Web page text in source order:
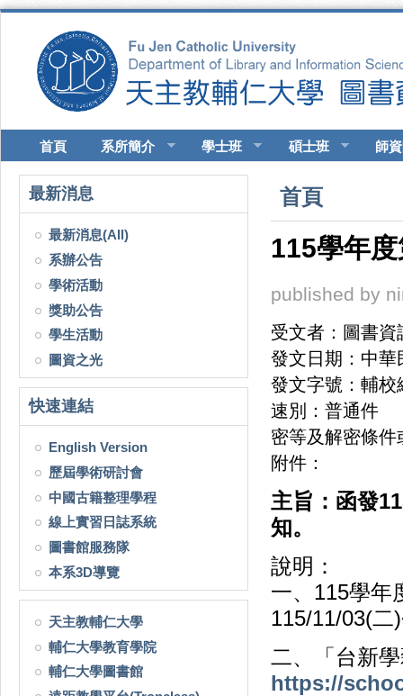
首頁 系所簡介 學士班 碩士班 師
最新消息
最新消息(All)
系辦公告
學術活動
獎助公告
學生活動
圖資之光
快速連結
English Version
歷屆學術研討會
中國古籍整理學程
線上實習日誌系統
圖書館服務隊
本系3D導覽
天主教輔仁大學
輔仁大學教育學院
輔仁大學圖書館
您在這裡
首頁
115學年
published by
受文者：圖書資
發文日期：中華
發文字號：輔校
速別：普通件
密等及解密條件
附件：
主旨：函發
知。
說明：
一、115學年
115/11/03(二
二、「台新
https://